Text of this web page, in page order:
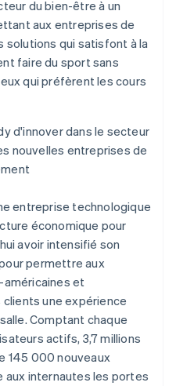
construit l’infrastructure
lignedu bien-être à un
aux entreprises de
solutions qui satisfont à la
faire du sport sans
qui préfèrent les cours
d'innover dans le secteur
nouvelles entreprises de
entreprise technologique
économique pour
avoir intensifié son
permettre aux
et
une expérience
Comptant chaque
actifs, 3,7 millions
145 000 nouveaux
aux internautes les portes